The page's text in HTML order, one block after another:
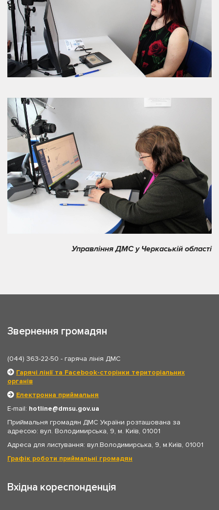
Управління ДМС у Черкаській області
Звернення громадян
(044) 363-22-50 - гаряча лінія ДМС
Гарячі лінії та Facebook-сторінки територіальних
органів
Електронна приймальня
E-mail: hotline
dmsu.gov.ua
Приймальня громадян ДМС України розташована за
адресою: вул. Володимирська, 9, м. Київ, 01001
Адреса для листування: вул.Володимирська, 9, м.Київ, 01001
Графік роботи приймальні громадян
Вхідна кореспонденція